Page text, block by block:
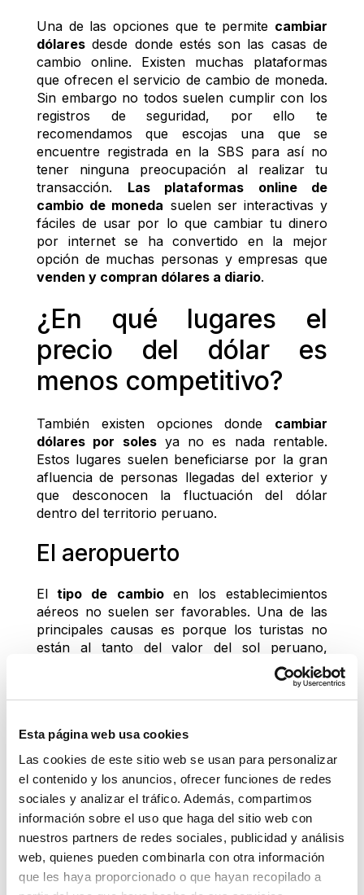
Esta página web usa cookies
Las cookies de este sitio web se usan para personalizar
el contenido y los anuncios, ofrecer funciones de redes
sociales y analizar el tráfico. Además, compartimos
información sobre el uso que haga del sitio web con
nuestros partners de redes sociales, publicidad y análisis
web, quienes pueden combinarla con otra información
que les haya proporcionado o que hayan recopilado a
Una de las opciones que te permite cambiar
dólares desde donde estés son las casas de
cambio online. Existen muchas plataformas
que ofrecen el servicio de cambio de moneda.
Sin embargo no todos suelen cumplir con los
registros de seguridad, por ello te
recomendamos que escojas una que se
encuentre registrada en la SBS para así no
tener ninguna preocupación al realizar tu
transacción. Las plataformas online de
cambio de moneda suelen ser interactivas y
fáciles de usar por lo que cambiar tu dinero
por internet se ha convertido en la mejor
venden y compran dólares a diario.
¿En qué lugares el
precio del dólar es
menos competitivo?
También existen opciones donde cambiar
dólares por soles ya no es nada rentable.
Estos lugares suelen beneficiarse por la gran
afluencia de personas llegadas del exterior y
que desconocen la fluctuación del dólar
dentro del territorio peruano.
El aeropuerto
El tipo de cambio en los establecimientos
aéreos no suelen ser favorables. Una de las
principales causas es porque los turistas no
están al tanto del valor del sol peruano,
ocasionando que los precios de compra y
venta sean muy altos; en algunos casos,
abusivos. Es mejor evitar este tipo de lugares y
ahora las casas de cambio como
Seguro te ofrecen la opción de cambiar tu
dinero desde donde estés y solo con tu celular
o computadora.
Centros comerciales
Los malls son también otro lugar donde
puedes
comprar o vender dólares , pero suele